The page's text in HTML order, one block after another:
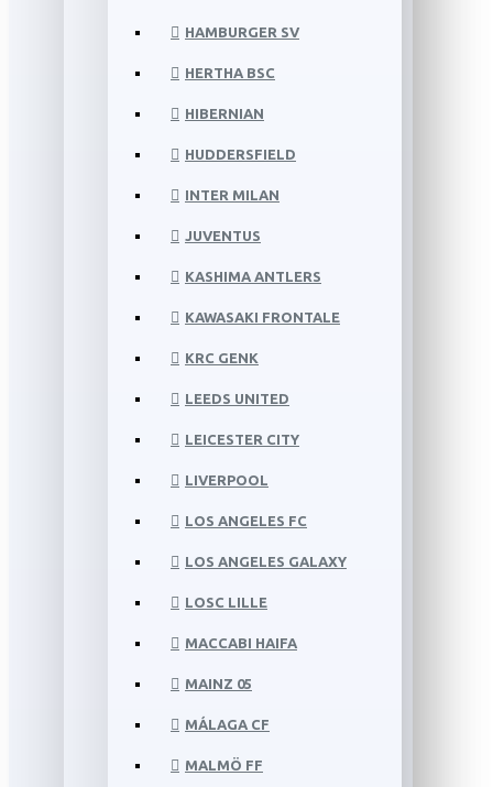
HAMBURGER SV
HERTHA BSC
HIBERNIAN
HUDDERSFIELD
INTER MILAN
JUVENTUS
KASHIMA ANTLERS
KAWASAKI FRONTALE
KRC GENK
LEEDS UNITED
LEICESTER CITY
LIVERPOOL
LOS ANGELES FC
LOS ANGELES GALAXY
LOSC LILLE
MACCABI HAIFA
MAINZ 05
MÁLAGA CF
MALMÖ FF